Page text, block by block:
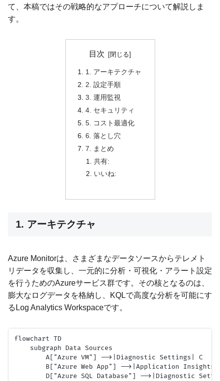
て、本稿ではその戦略的なアプローチについて解説しま
す。
目次
1. アーキテクチャ
2. 設定手順
3. 運用監視
4. セキュリティ
5. コスト最適化
6. 落とし穴
7. まとめ
共有:
いいね:
1. アーキテクチャ
Azure Monitorは、さまざまなデータソースからテレメト
リデータを収集し、一元的に分析・可視化・アラート設定
を行うためのAzureサービス群です。その核となるのは、
膨大なログデータを格納し、KQLで高度な分析を可能にす
るLog Analytics Workspaceです。
flowchart TD
    subgraph Data Sources
        A["Azure VM"] -->|Diagnostic Settings| C
B["Azure Web App"] -->|Application Insights
D["Azure SQL Database"] -->|Diagnostic